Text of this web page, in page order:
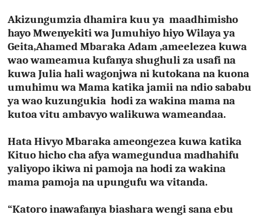
Akizungumzia dhamira kuu ya maadhimisho
hayo Mwenyekiti wa Jumuhiyo hiyo Wilaya ya
Geita,Ahamed Mbaraka Adam ,ameelezea kuwa
wao wameamua kufanya shughuli za usafi na
kuwa Julia hali wagonjwa ni kutokana na kuona
umuhimu wa Mama katika jamii na ndio sababu
ya wao kuzungukia hodi za wakina mama na
kutoa vitu ambavyo walikuwa wameandaa.
Hata Hivyo Mbaraka ameongezea kuwa katika
Kituo hicho cha afya wamegundua madhahifu
yaliyopo ikiwa ni pamoja na hodi za wakina
mama pamoja na upungufu wa vitanda.
“Katoro inawafanya biashara wengi sana ebu